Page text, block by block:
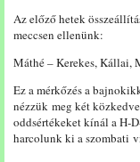
Az előző hetek
meccsen ellenünk:
Máthé – Kerekes, Kállai,
Ez a mérkőzés a
nézzük meg két
oddsértékeket kínál a H-
harcolunk ki a szombati